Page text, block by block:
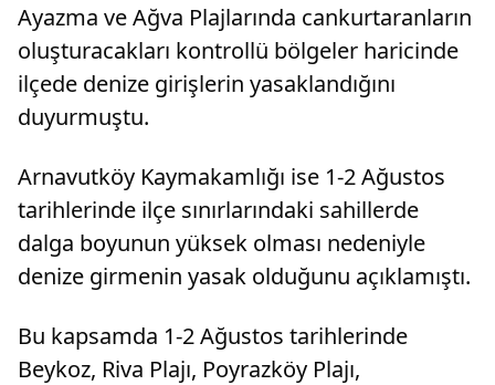
Ayazma ve Ağva Plajlarında cankurtaranların
oluşturacakları kontrollü bölgeler haricinde
ilçede denize girişlerin yasaklandığını
duyurmuştu.
Arnavutköy Kaymakamlığı ise 1-2 Ağustos
tarihlerinde ilçe sınırlarındaki sahillerde
dalga boyunun yüksek olması nedeniyle
denize girmenin yasak olduğunu açıklamıştı.
Bu kapsamda 1-2 Ağustos tarihlerinde
Beykoz, Riva Plajı, Poyrazköy Plajı,